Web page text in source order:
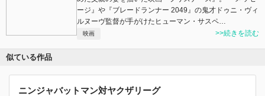
ージ』や『ブレードランナー 2049』の鬼才ドゥニ・ヴィ
ルヌーヴ監督が手がけたヒューマン・サスペ…
映画 >>続きを読む
似ている作品
ニンジャバットマン対ヤクザリーグ